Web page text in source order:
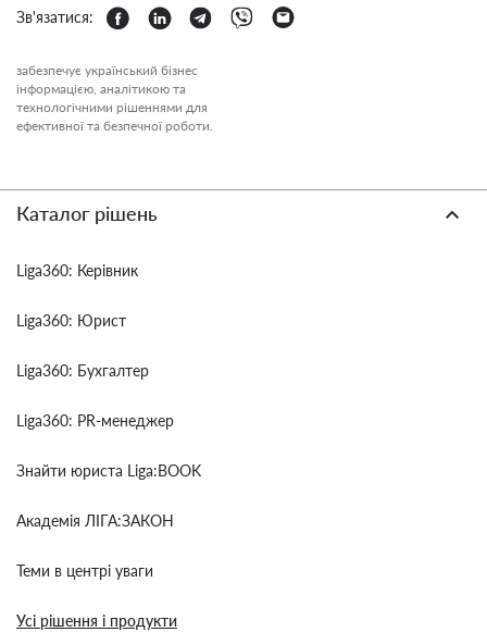
Зв'язатися:
забезпечує український бізнес
інформацією, аналітикою та
технологічними рішеннями для
ефективної та безпечної роботи.
Каталог рішень
Liga360: Керівник
Liga360: Юрист
Liga360: Бухгалтер
Liga360: PR-менеджер
Знайти юриста Liga:BOOK
Академія ЛІГА:ЗАКОН
Теми в центрі уваги
Усі рішення і продукти